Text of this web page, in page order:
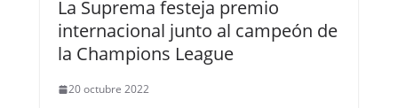
La Suprema festeja premio
internacional junto al campeón de
la Champions League
20 octubre 2022